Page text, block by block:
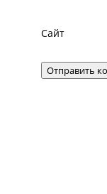
Сайт